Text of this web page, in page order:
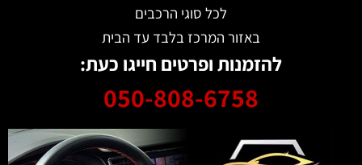
לכל סוגי הרכבים
באזור המרכז בלבד עד הבית
להזמנות ופרטים חייגו כעת:
050-808-6758